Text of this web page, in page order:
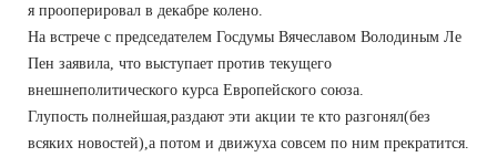
я прооперировал в декабре колено.
На встрече с председателем Госдумы Вячеславом Володиным Ле
Пен заявила, что выступает против текущего
внешнеполитического курса Европейского союза.
Глупость полнейшая,раздают эти акции те кто разгонял(без
всяких новостей),а потом и движуха совсем по ним прекратится.